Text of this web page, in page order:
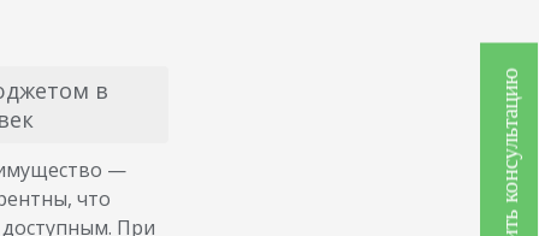
в
—
что
При
Получить консультацию